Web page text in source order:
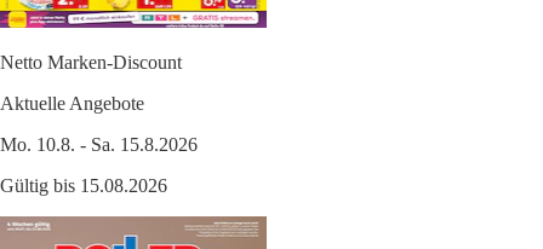
Netto Marken-Discount
Aktuelle Angebote
Mo. 10.8. - Sa. 15.8.2026
Gültig bis 15.08.2026